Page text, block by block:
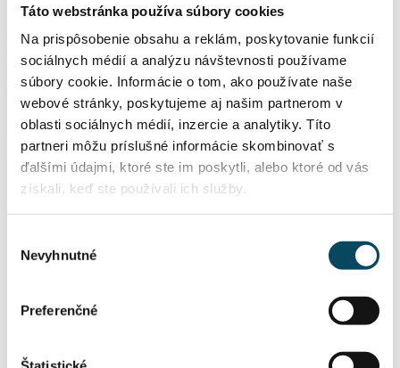
Táto webstránka používa súbory cookies
Na prispôsobenie obsahu a reklám, poskytovanie funkcií
sociálnych médií a analýzu návštevnosti používame
súbory cookie. Informácie o tom, ako používate naše
webové stránky, poskytujeme aj našim partnerom v
oblasti sociálnych médií, inzercie a analytiky. Títo
partneri môžu príslušné informácie skombinovať s
ďalšími údajmi, ktoré ste im poskytli, alebo ktoré od vás
získali, keď ste používali ich služby.
súhlasu
Nevyhnutné
Preferenčné
Ďakujeme za váš email. Čoskoro Vás budeme kontaktovať.
Mate záujem? Kontaktujte nás
Nezávisla, zelená energia je tu aj pre Vás.
Kontaktujte nás
0907 095 166
Kontaktujte nás a radi Vám poradíme a zodpovieme každú otázku.
Meno Priezvisko
Zadajte prosím svoje celé meno
Zadajte prosím e-mailovú adresu
Telefón
Lokalita